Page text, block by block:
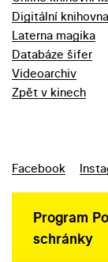
Digitální knihovna
Laterna magika
Databáze šifer
Videoarchiv
Zpět v kinech
Facebook
Program
schránky